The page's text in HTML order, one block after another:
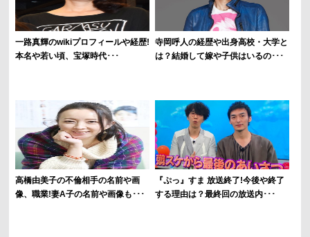
一路真輝のwikiプロフィールや経歴!
本名や若い頃、宝塚時代･･･
寺岡呼人の経歴や出身高校・大学と
は？結婚して嫁や子供はいるの･･･
高橋由美子の不倫相手の名前や画
像、職業!妻A子の名前や画像も･･･
『ぷっ』すま 放送終了!今後や終了
する理由は？最終回の放送内･･･